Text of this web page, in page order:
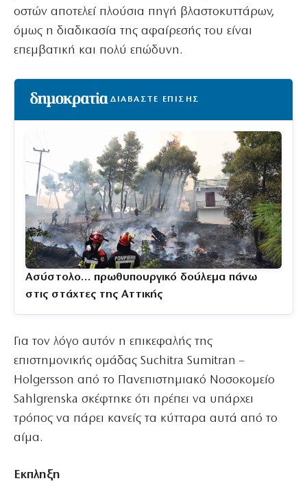
οστών αποτελεί πλούσια πηγή βλαστοκυττάρων,
όμως η διαδικασία της αφαίρεσής του είναι
επεμβατική και πολύ επώδυνη.
ΔΙΑΒΑΣΤΕ ΕΠΙΣΗΣ
Ασύστολο… πρωθυπουργικό δούλεμα πάνω
στις στάχτες της Αττικής
Για τον λόγο αυτόν η επικεφαλής της
επιστημονικής ομάδας Suchitra Sumitran –
Holgersson από το Πανεπιστημιακό Νοσοκομείο
Sahlgrenska σκέφτηκε ότι πρέπει να υπάρχει
τρόπος να πάρει κανείς τα κύτταρα αυτά από το
αίμα.
Εκπληξη